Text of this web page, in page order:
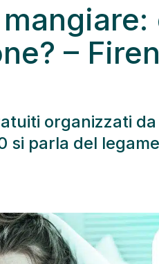
–
organizzati
si parla del